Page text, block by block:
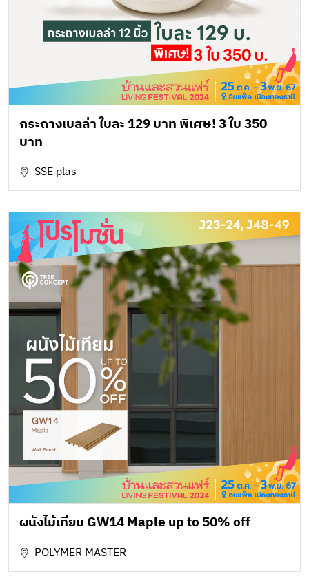
กระถางเบลล่า ใบละ 129 บาท พิเศษ! 3 ใบ 350
บาท
SSE plas
ผนังไม้เทียม GW14 Maple up to 50% off
POLYMER MASTER